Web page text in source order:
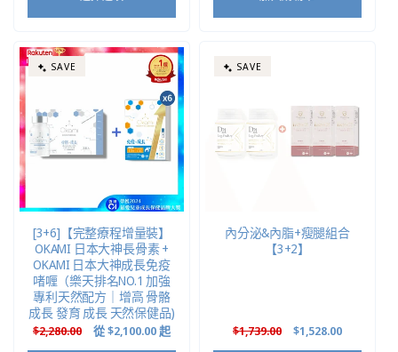
SAVE
[3+6]【完整療程增量裝】
OKAMI 日本大神長骨素 +
OKAMI 日本大神成長免疫
啫喱（樂天排名NO.1 加強
專利天然配方｜增高 骨骼
成長 發育 成長 天然保健品)
定
$2,280.00 售
價
從$2,100.00起
SAVE
內分泌&內脂+瘦腿組合
【3+2】
定
$1,739.00 售
$1,528.00